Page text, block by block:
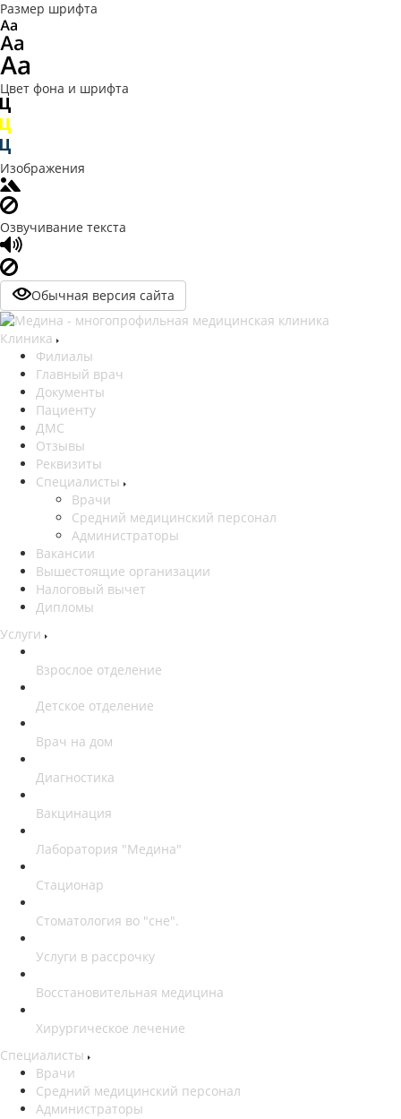
Размер шрифта
Цвет фона и шрифта
Изображения
Озвучивание текста
Обычная версия сайта
Клиника
Филиалы
Главный врач
Документы
Пациенту
ДМС
Отзывы
Реквизиты
Специалисты
Врачи
Средний медицинский персонал
Администраторы
Вакансии
Вышестоящие организации
Налоговый вычет
Дипломы
Услуги
Взрослое отделение
Детское отделение
Врач на дом
Диагностика
Вакцинация
Лаборатория "Медина"
Стационар
Стоматология во "сне".
Услуги в рассрочку
Восстановительная медицина
Хирургическое лечение
Специалисты
Врачи
Средний медицинский персонал
Администраторы